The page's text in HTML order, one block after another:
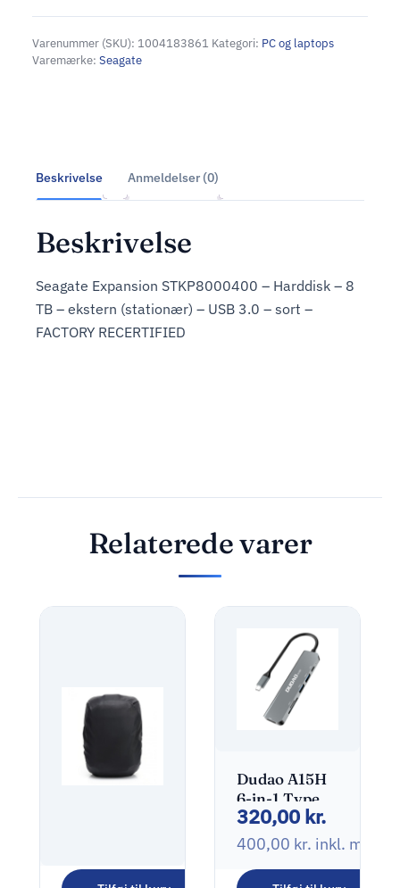
Varenummer (SKU): 1004183861 Kategori: PC og laptops
Varemærke: Seagate
Beskrivelse Anmeldelser (0)
Beskrivelse
Seagate Expansion STKP8000400 – Harddisk – 8
TB – ekstern (stationær) – USB 3.0 – sort –
FACTORY RECERTIFIED
Relaterede varer
Dudao A15H
6-in-1 Type-C
Adapter
Dockingstation
320,00 kr.
400,00 kr. inkl. moms